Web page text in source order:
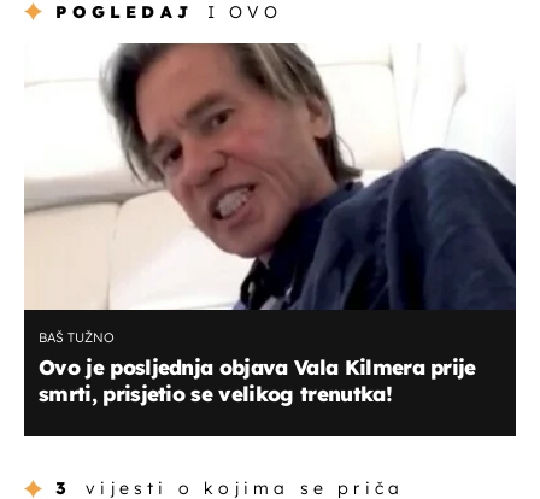
POGLEDAJ I OVO
BAŠ TUŽNO
Ovo je posljednja objava Vala Kilmera prije
smrti, prisjetio se velikog trenutka!
3 vijesti o kojima se priča